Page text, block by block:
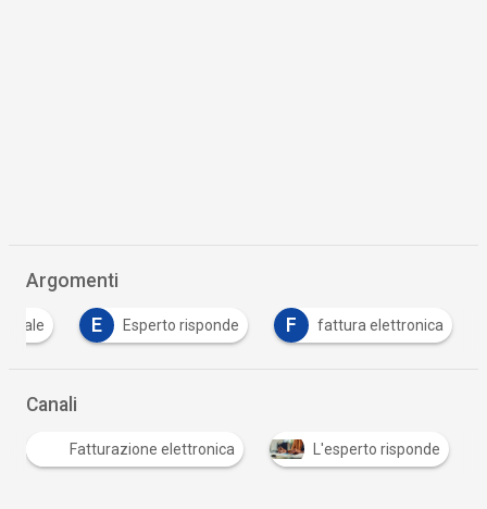
Argomenti
E Esperto risponde F fattura elettronica
Canali
Fatturazione elettronica L'esperto risponde